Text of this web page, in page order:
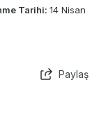
Tarihi:14 Nisan
Paylaş